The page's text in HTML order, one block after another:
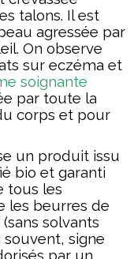
talons. Il est
agressée par
On observe
sur eczéma et
soignante
par toute la
corps et pour
un produit issu
bio et garanti
tous les
les beurres de
solvants
signe
par un